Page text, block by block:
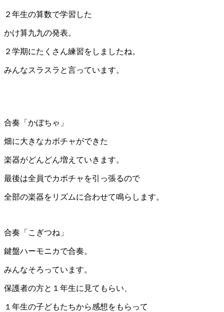
２年生の算数で学習した
かけ算九九の発表。
２学期にたくさん練習をしましたね。
みんなスラスラと言っています。
合奏「かぼちゃ」
畑に大きなカボチャができた
楽器がどんどん増えていきます。
最後は全員でカボチャを引っ張るので
全部の楽器をリズムに合わせて鳴らします。
合奏「こぎつね」
鍵盤ハーモニカで合奏。
みんなそろっています。
保護者の方と１年生に見てもらい、
１年生の子どもたちから感想をもらって